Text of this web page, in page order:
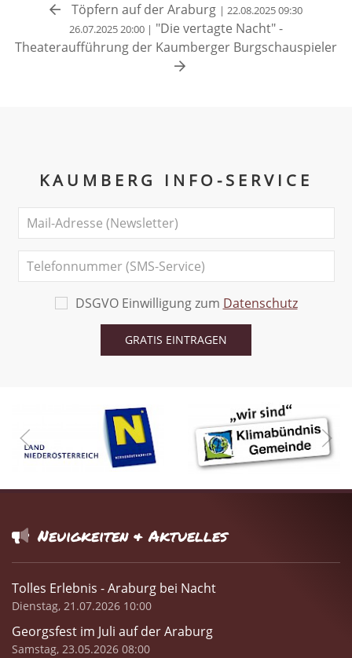
Töpfern auf der Araburg | 22.08.2025 09:30
26.07.2025 20:00 | "Die vertagte Nacht" -
Theateraufführung der Kaumberger Burgschauspieler
KAUMBERG INFO-SERVICE
DSGVO Einwilligung zum Datenschutz
Neuigkeiten & Aktuelles
Tolles Erlebnis - Araburg bei Nacht
Dienstag, 21.07.2026 10:00
Georgsfest im Juli auf der Araburg
Samstag, 23.05.2026 08:00